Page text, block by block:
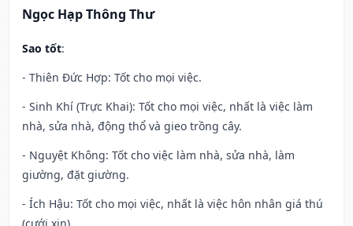
Ngọc Hạp Thông Thư
Sao tốt:
- Thiên Đức Hợp: Tốt cho mọi việc.
- Sinh Khí (Trực Khai): Tốt cho mọi việc, nhất là việc làm
nhà, sửa nhà, động thổ và gieo trồng cây.
- Nguyệt Không: Tốt cho việc làm nhà, sửa nhà, làm
giường, đặt giường.
- Ích Hậu: Tốt cho mọi việc, nhất là việc hôn nhân giá thú